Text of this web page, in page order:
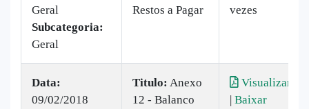
Geral
Subcategoria:
Geral
Restos a Pagar
vezes
Data:
09/02/2018
Titulo: Anexo
12 - Balanco
Visualizar
| Baixar